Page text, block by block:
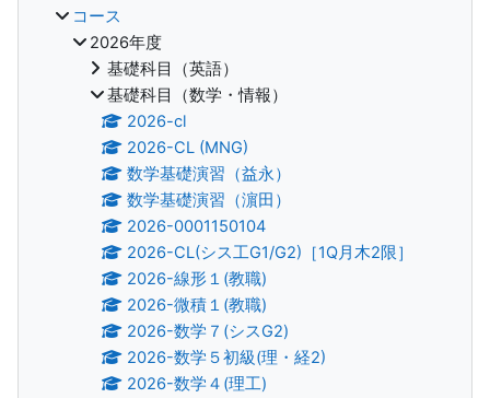
コース
2026年度
基礎科目（英語）
基礎科目（数学・情報）
2026-cl
2026-CL (MNG)
数学基礎演習（益永）
数学基礎演習（濵田）
2026-0001150104
2026-CL(シス工G1/G2)［1Q月木2限］
2026-線形１(教職)
2026-微積１(教職)
2026-数学７(シスG2)
2026-数学５初級(理・経2)
2026-数学４(理工)